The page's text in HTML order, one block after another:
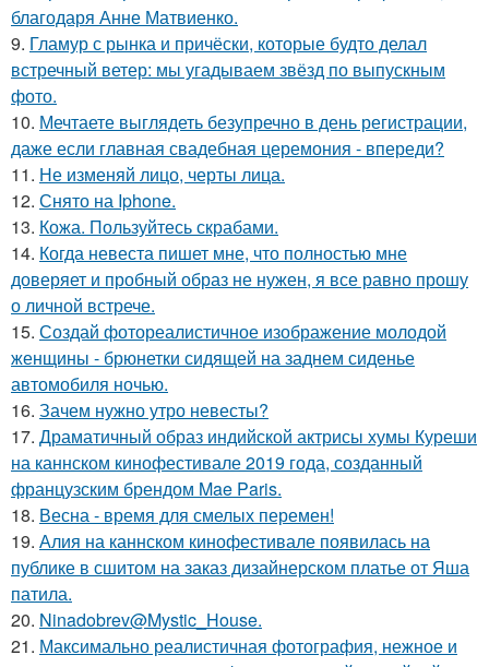
благодаря Анне Матвиенко.
9. Гламур с рынка и причёски, которые будто делал
встречный ветер: мы угадываем звёзд по выпускным
фото.
10. Мечтаете выглядеть безупречно в день регистрации,
даже если главная свадебная церемония - впереди?
11. Не изменяй лицо, черты лица.
12. Снято на Iphone.
13. Кожа. Пользуйтесь скрабами.
14. Когда невеста пишет мне, что полностью мне
доверяет и пробный образ не нужен, я все равно прошу
о личной встрече.
15. Создай фотореалистичное изображение молодой
женщины - брюнетки сидящей на заднем сиденье
автомобиля ночью.
16. Зачем нужно утро невесты?
17. Драматичный образ индийской актрисы хумы Куреши
на каннском кинофестивале 2019 года, созданный
французским брендом Mae Paris.
18. Весна - время для смелых перемен!
19. Алия на каннском кинофестивале появилась на
публике в сшитом на заказ дизайнерском платье от Яша
патила.
20. Ninadobrev@Mystic_House.
21. Максимально реалистичная фотография, нежное и